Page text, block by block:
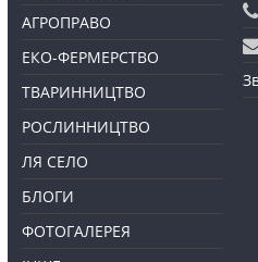
АГРОПРАВО
ЕКО-ФЕРМЕРСТВО
ТВАРИННИЦТВО
РОСЛИННИЦТВО
ЛЯ СЕЛО
БЛОГИ
ФОТОГАЛЕРЕЯ